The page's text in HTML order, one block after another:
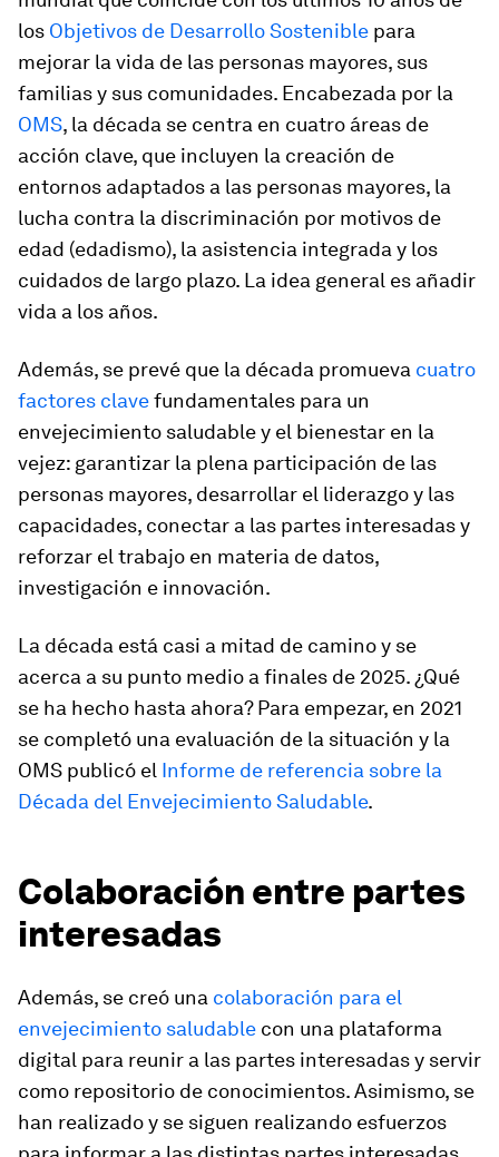
los Objetivos de Desarrollo Sostenible para
mejorar la vida de las personas mayores, sus
familias y sus comunidades. Encabezada por la
OMS, la década se centra en cuatro áreas de
acción clave, que incluyen la creación de
entornos adaptados a las personas mayores, la
lucha contra la discriminación por motivos de
edad (edadismo), la asistencia integrada y los
cuidados de largo plazo. La idea general es añadir
vida a los años.
Además, se prevé que la década promueva cuatro
factores clavefundamentales para un
envejecimiento saludable y el bienestar en la
vejez: garantizar la plena participación de las
personas mayores, desarrollar el liderazgo y las
capacidades, conectar a las partes interesadas y
reforzar el trabajo en materia de datos,
investigación e innovación.
La década está casi a mitad de camino y se
acerca a su punto medio a finales de 2025. ¿Qué
se ha hecho hasta ahora? Para empezar, en 2021
se completó una evaluación de la situación y la
OMS publicó el Informe de referencia sobre la
Década del Envejecimiento Saludable.
Colaboración entre partes
interesadas
Además, se creó una colaboración para el
envejecimiento saludable con una plataforma
digital para reunir a las partes interesadas y servir
como repositorio de conocimientos. Asimismo, se
han realizado y se siguen realizando esfuerzos